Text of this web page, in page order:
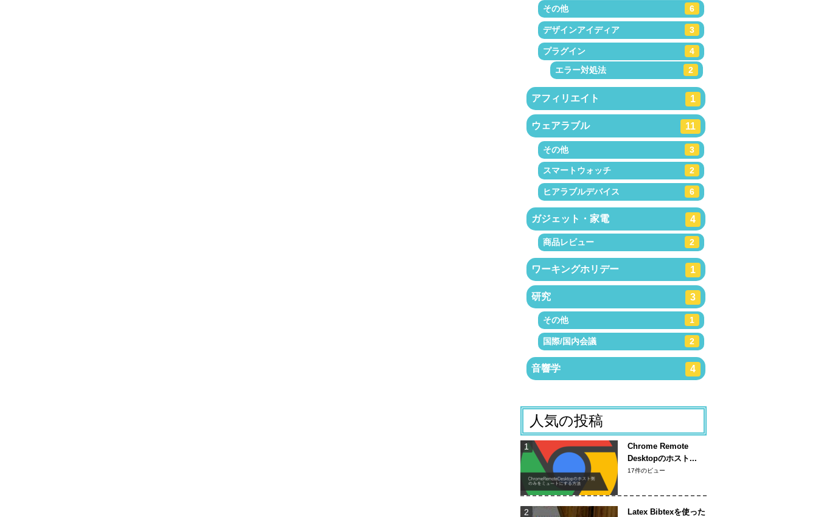
その他 6
デザインアイディア 3
プラグイン
4
エラー対処法
2
アフィリエイト 1
ウェアラブル 11
その他 3
スマートウォッチ 2
ヒアラブルデバイス 6
ガジェット・家電 4
商品レビュー 2
ワーキングホリデー 1
研究 3
その他 1
国際/国内会議 2
音響学 4
人気の投稿
Chrome Remote
Desktopのホスト...
17件のビュー
Latex Bibtexを使った